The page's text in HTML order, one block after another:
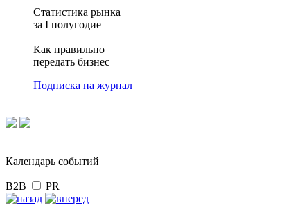
Статистика рынка
за I полугодие
Как правильно
передать бизнес
Подписка на журнал
Календарь событий
B2B PR